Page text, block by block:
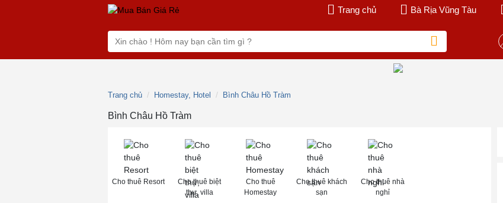
Trang chủ Bà Rịa Vũng Tàu
Trang chủ Homestay, Hotel Bình Châu Hồ Tràm
Bình Châu Hồ Tràm
Cho thuê Resort
Cho thuê biệt
thự, villa
Cho thuê
Homestay
Cho thuê khách
sạn
Cho thuê nhà
nghỉ